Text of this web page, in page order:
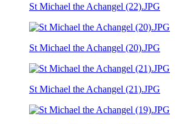
St Michael the Achangel (22).JPG
St Michael the Achangel (20).JPG
St Michael the Achangel (21).JPG